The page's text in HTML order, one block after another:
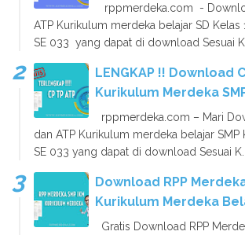
rppmerdeka.com -
ATP Kurikulum merdeka belajar SD Kelas
SE 033 yang dapat di download Sesuai
LENGKAP !! Download
Kurikulum Merdeka
rppmerdeka.com – Mari
dan ATP Kurikulum merdeka belajar SMP
SE 033 yang dapat di download Sesuai
Download RPP
Kurikulum Merdeka
Gratis Download RPP